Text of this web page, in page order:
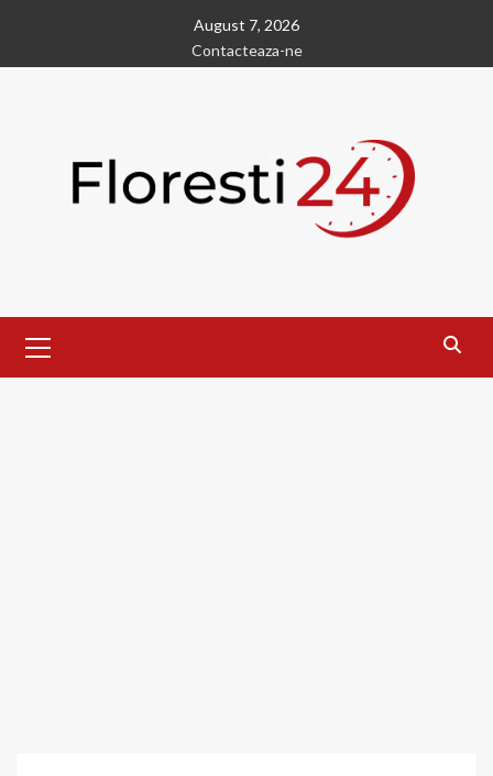
content
August 7, 2026
Contacteaza-ne
Menu